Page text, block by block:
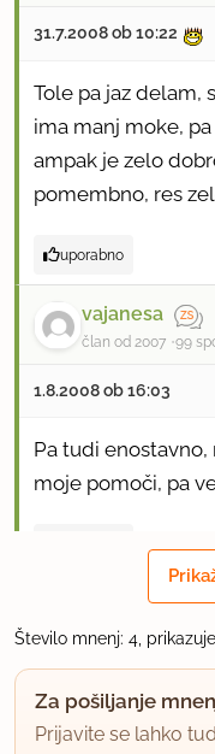
31.7.2008 ob 10:22
Tole pa jaz delam,
ima manj moke,
ampak je zelo
pomembno, res
uporabno
vajanesa
član od 2007 99
1.8.2008 ob 16:03
Pa tudi
moje pomoči, pa
Aleksandra14
član od 2008 4
Moram rect da je
Število mnenj: 4,
Za pošiljanje
Prijavite se lahko